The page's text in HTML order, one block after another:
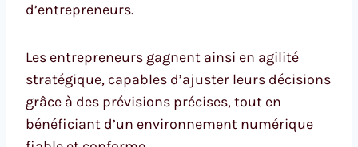
d’entrepreneurs.
Les entrepreneurs gagnent ainsi en agilité
stratégique, capables d’ajuster leurs décisions
grâce à des prévisions précises, tout en
bénéficiant d’un environnement numérique